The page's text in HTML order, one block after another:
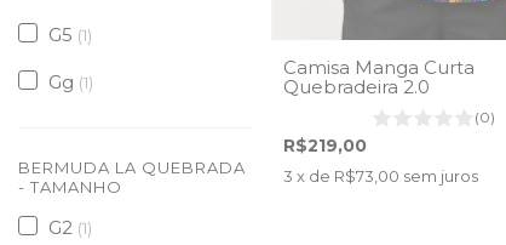
G5 (1)
Gg (1)
BERMUDA LA QUEBRADA
- TAMANHO
G2 (1)
Camisa Manga Curta
Quebradeira 2.0
(0)
R$219,00
3 x de R$73,00 sem juros